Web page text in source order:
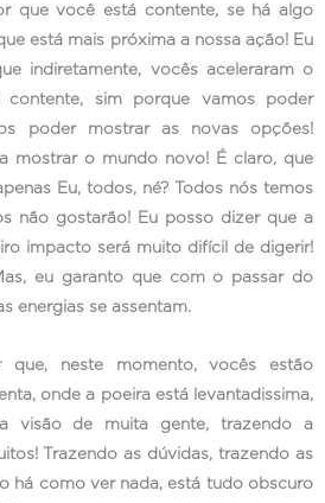
que você está contente, se há algo
está mais próxima a nossa ação! Eu
indiretamente, vocês aceleraram o
contente, sim porque vamos poder
poder mostrar as novas opções!
mostrar o mundo novo! É claro, que
Eu, todos, né? Todos nós temos
não gostarão! Eu posso dizer que a
impacto será muito difícil de digerir!
eu garanto que com o passar do
energias se assentam.
que, neste momento, vocês estão
onde a poeira está levantadissima,
visão de muita gente, trazendo a
Trazendo as dúvidas, trazendo as
há como ver nada, está tudo obscuro